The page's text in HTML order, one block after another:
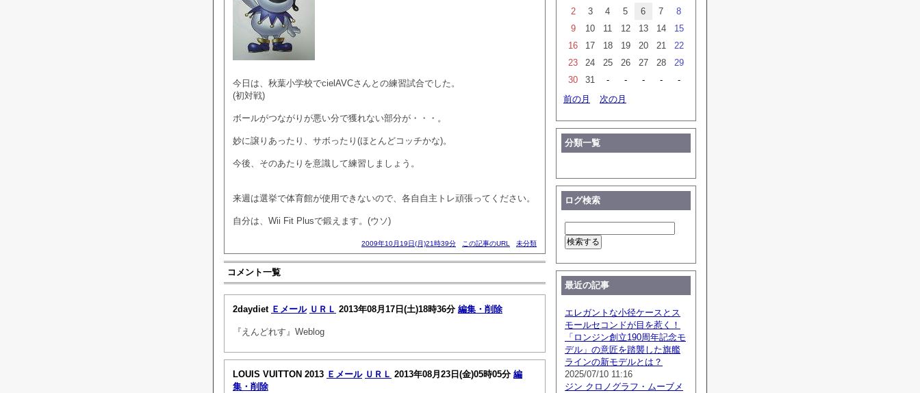
今日は、秋葉小学校でcielAVCさんとの練習試合でした。
(初対戦)
ボールがつながりが悪い分で獲れない部分が・・・。
妙に譲りあったり、サボったり(ほとんどコッチかな)。
今後、そのあたりを意識して練習しましょう。
来週は選挙で体育館が使用できないので、各自自主トレ頑張ってください。
自分は、Wii Fit Plusで鍛えます。(ウソ)
2009年10月19日(月)21時39分 この記事のURL 未分類
コメント一覧
2daydiet Ｅメール ＵＲＬ 2013年08月17日(土)18時36分 編集・削除
『えんどれす』Weblog
LOUIS VUITTON 2013 Ｅメール ＵＲＬ 2013年08月23日(金)05時05分 編
集・削除
2
3 4 5 6 7
8
9
10 11 12 13 14
15
16
17 18 19 20 21
22
23
24 25 26 27 28
29
30
31 - - - -
-
前の月
次の月
分類一覧
ログ検索
最近の記事
エレガントな小径ケースとス
モールセコンドが目を惹く！
「ロンジン創立190周年記念モ
デル」の意匠を踏襲した旗艦
ラインの新モデルとは？
2025/07/10 11:16
ジン クロノグラフ・ムーブメ